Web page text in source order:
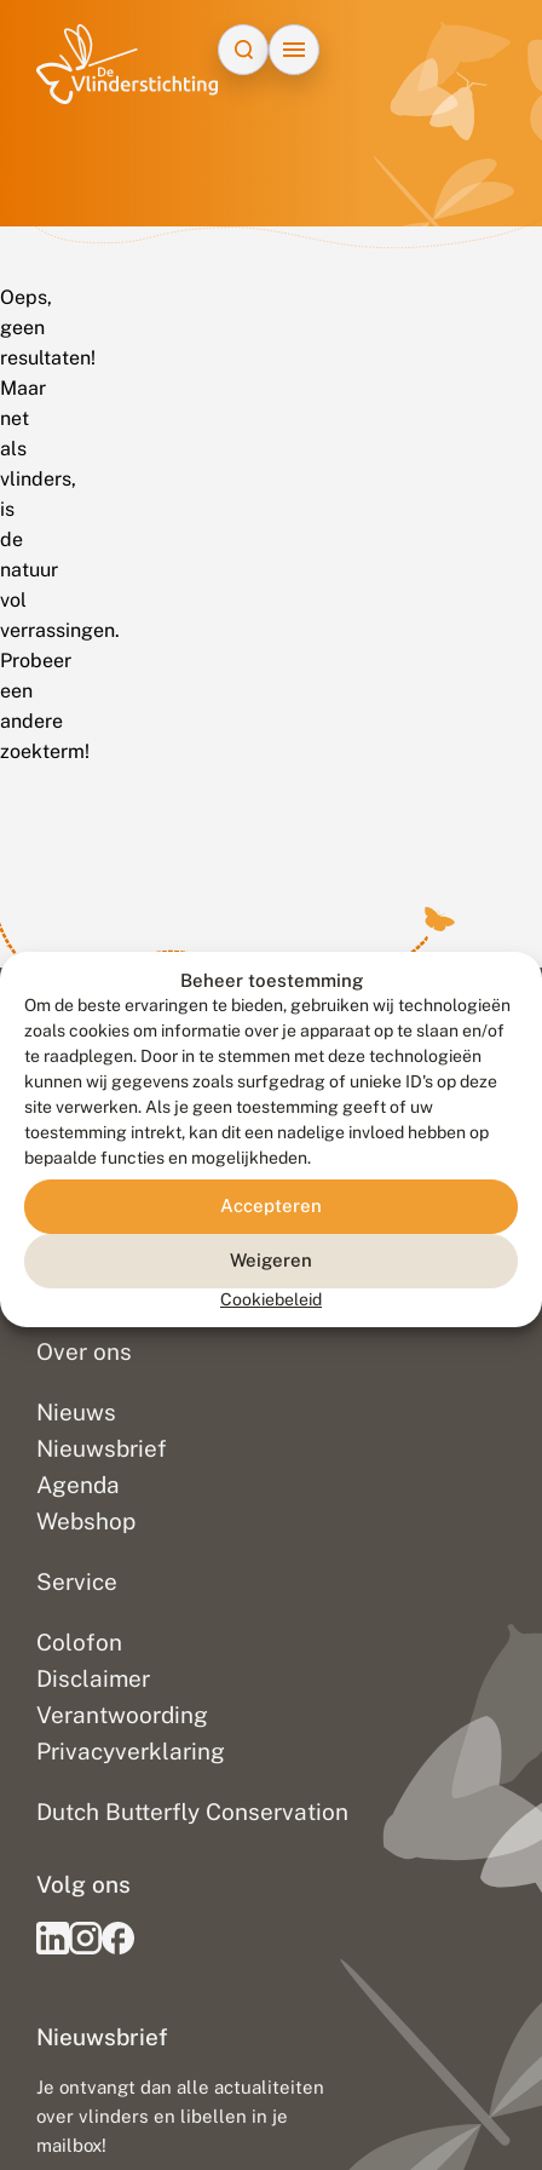
Beheer toestemming
Om de beste ervaringen te bieden, gebruiken wij technologieën
zoals cookies om informatie over je apparaat op te slaan en/of
te raadplegen. Door in te stemmen met deze technologieën
kunnen wij gegevens zoals surfgedrag of unieke ID's op deze
site verwerken. Als je geen toestemming geeft of uw
toestemming intrekt, kan dit een nadelige invloed hebben op
bepaalde functies en mogelijkheden.
Accepteren
Weigeren
Cookiebeleid
Oeps,
geen
resultaten!
Maar
net
als
vlinders,
is
de
natuur
vol
verrassingen.
Probeer
een
andere
zoekterm!
Contact
Veelgestelde vragen
Doneer
Over ons
Nieuws
Nieuwsbrief
Agenda
Webshop
Service
Colofon
Disclaimer
Verantwoording
Privacyverklaring
Dutch Butterfly Conservation
Nieuwsbrief
Je ontvangt dan alle actualiteiten
over vlinders en libellen in je
mailbox!
Volg ons
Meld waarnemingen© 2026 Vlinderstichting
Duurzaam ontwikkeld door
Go2People
, ontworpen door
Blue Field Agency
Privacy
Disclaimer
Sitemap